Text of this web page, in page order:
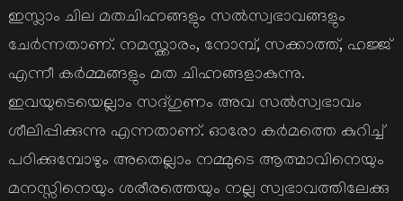
ഇസ്ലാം ചില മതചിഹ്നങ്ങളും സല്‍സ്വഭാവങ്ങളും
ചേര്‍ന്നതാണ്. നമസ്ക്കാരം, നോമ്പ്, സക്കാത്ത്, ഹജ്ജ്
എന്നീ കര്‍മ്മങ്ങളും മത ചിഹ്നങ്ങളാകുന്നു.
ഇവയുടെയെല്ലാം സദ്ഗുണം അവ സല്‍സ്വഭാവം
ശീലിപ്പിക്കുന്നു എന്നതാണ്. ഓരോ കര്‍മത്തെ കുറിച്ച്
പഠിക്കുമ്പോഴും അതെല്ലാം നമ്മുടെ ആത്മാവിനെയും
മനസ്സിനെയും ശരീരത്തെയും നല്ല സ്വഭാവത്തിലേക്കു